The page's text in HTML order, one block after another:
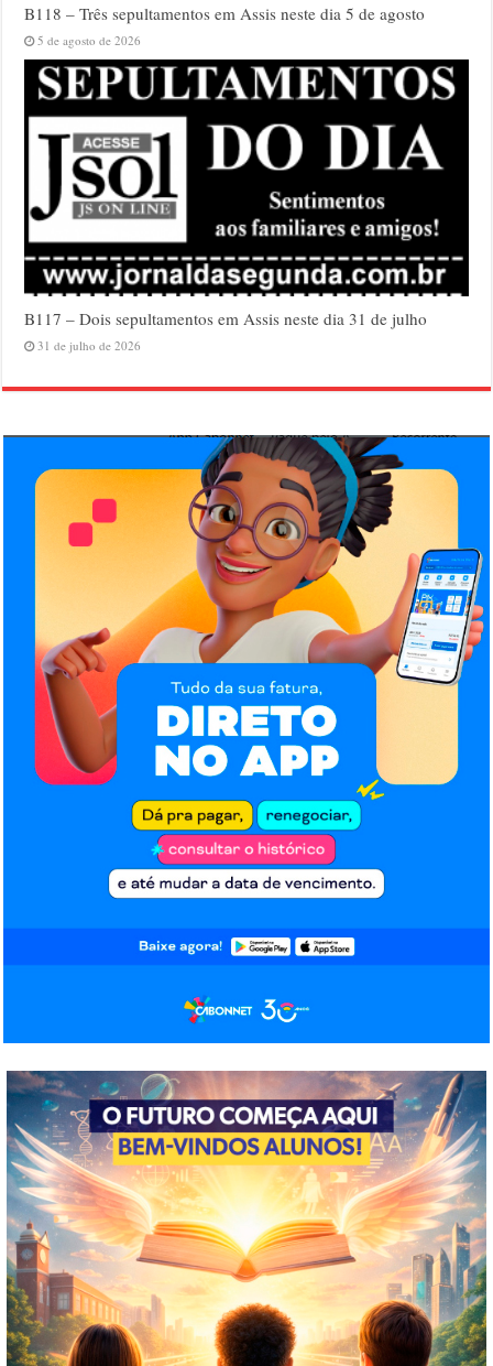
B118 – Três sepultamentos em Assis neste dia 5 de agosto
5 de agosto de 2026
B117 – Dois sepultamentos em Assis neste dia 31 de julho
31 de julho de 2026